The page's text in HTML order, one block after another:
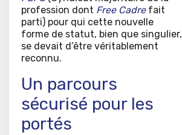
profession dont Free Cadrefait
parti) pour qui cette nouvelle
forme de statut, bien que singulier,
se devait d’être véritablement
reconnu.
Un parcours
sécurisé pour les
portés